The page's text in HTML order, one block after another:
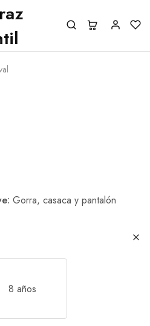
Gorra, casaca y pantalón
8 años